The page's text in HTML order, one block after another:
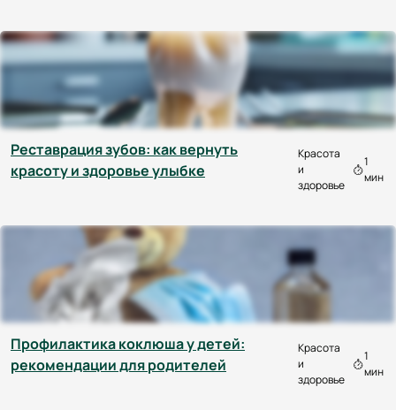
Реставрация зубов: как вернуть
красоту и здоровье улыбке
Красота
и
здоровье
1
мин
Профилактика коклюша у детей:
рекомендации для родителей
Красота
и
здоровье
1
мин